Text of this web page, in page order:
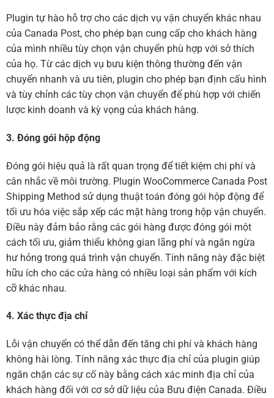
Plugin tự hào hỗ trợ cho các dịch vụ vận chuyển khác nhau
của Canada Post, cho phép bạn cung cấp cho khách hàng
của mình nhiều tùy chọn vận chuyển phù hợp với sở thích
của họ. Từ các dịch vụ bưu kiện thông thường đến vận
chuyển nhanh và ưu tiên, plugin cho phép bạn định cấu hình
và tùy chỉnh các tùy chọn vận chuyển để phù hợp với chiến
lược kinh doanh và kỳ vọng của khách hàng.
3. Đóng gói hộp động
Đóng gói hiệu quả là rất quan trọng để tiết kiệm chi phí và
cân nhắc về môi trường. Plugin WooCommerce Canada Post
Shipping Method sử dụng thuật toán đóng gói hộp động để
tối ưu hóa việc sắp xếp các mặt hàng trong hộp vận chuyển.
Điều này đảm bảo rằng các gói hàng được đóng gói một
cách tối ưu, giảm thiểu không gian lãng phí và ngăn ngừa
hư hỏng trong quá trình vận chuyển. Tính năng này đặc biệt
hữu ích cho các cửa hàng có nhiều loại sản phẩm với kích
cỡ khác nhau.
4. Xác thực địa chỉ
Lỗi vận chuyển có thể dẫn đến tăng chi phí và khách hàng
không hài lòng. Tính năng xác thực địa chỉ của plugin giúp
ngăn chặn các sự cố này bằng cách xác minh địa chỉ của
khách hàng đối với cơ sở dữ liệu của Bưu điện Canada. Điều